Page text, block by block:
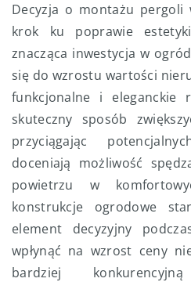
Decyzja o montażu
krok ku poprawie
znacząca inwestycja w
się do wzrostu wartości
funkcjonalne i eleganckie
skuteczny sposób
przyciągając
doceniają możliwość
powietrzu w
konstrukcje ogrodowe
element decyzyjny
wpłynąć na wzrost ceny
bardziej